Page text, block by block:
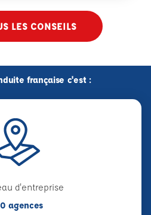
LES CONSEILS
française c'est :
d'entreprise
agences